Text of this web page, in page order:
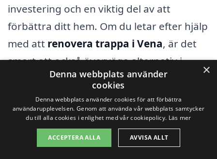
investering och en viktig del av att
förbättra ditt hem. Om du letar efter hjälp
med att renovera trappa i Vena, är det
smart att också överväga alternativ i
närliggande städer. Genom att jämföra
olika företag kan du hitta de bästa
erbjudandena och få den kvalitet du
förväntar dig. Här är några städer i
närheten av Vena där du kan hitta
×
Denna webbplats använder
cookies
Denna webbplats använder cookies för att förbättra
användarupplevelsen. Genom att använda vår webbplats samtycker
du till alla cookies i enlighet med vår cookiepolicy. Läs mer
ACCEPTERA ALLA AVVISA ALLT